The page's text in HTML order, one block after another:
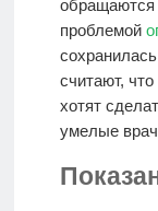
обращаются
проблемой
считают,
хотят
умелые